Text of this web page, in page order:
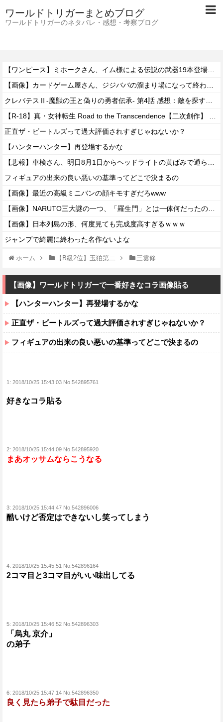
ワールドトリガーまとめブログ
ワールドトリガーのネタバレ・感想・考察ブログ
正直ザ・ビートルズって過大評価されすぎじゃねないか？
【ハンターハンター】再登場するかな
フィギュアの出来の良い悪いの基準ってどこで決まるの
【画像】最近の高級ミニバンの顔キモすぎだろwww
【画像】日本列島の形、何度見ても完成度高すぎるｗｗｗ
ジャンプで綺麗に終わった名作ないよな
ホーム 【B級2位】玉狛第二 三雲修
【画像】ワールドトリガーで一番好きなコラ画像貼る
【ハンターハンター】再登場するかな
正直ザ・ビートルズって過大評価されすぎじゃねないか？
フィギュアの出来の良い悪いの基準ってどこで決まるの
1: 2018/10/25 15:43:03 No.542895761
好きなコラ貼る
2: 2018/10/25 15:44:09 No.542895920
まあオッサムならこうなる
3: 2018/10/25 15:44:47 No.542896006
酷いけど否定はできないし笑ってしまう
4: 2018/10/25 15:45:51 No.542896164
2コマ目と3コマ目がいい味出してる
5: 2018/10/25 15:46:52 No.542896303
「烏丸 京介」
の弟子
6: 2018/10/25 15:47:14 No.542896350
良く見たら弟子で駄目だった